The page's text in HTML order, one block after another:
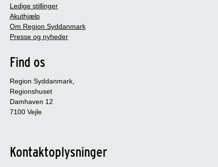
Ledige stillinger
Akuthjælp
Om Region Syddanmark
Presse og nyheder
Find os
Region Syddanmark,
Regionshuset
Damhaven 12
7100 Vejle
Kontaktoplysninger